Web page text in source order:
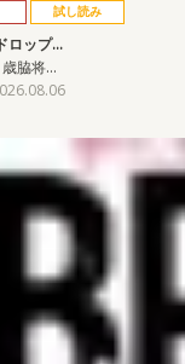
試し読み
ロップ…
脇将…